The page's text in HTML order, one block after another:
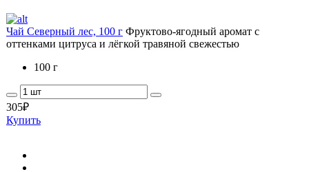
Чай Северный лес, 100 г Фруктово-ягодный аромат с
оттенками цитруса и лёгкой травяной свежестью
100 г
305₽
Купить